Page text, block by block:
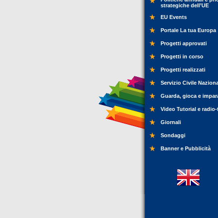
strategiche dell’UE
EU Events
Portale La tua Europa
Progetti approvati
Progetti in corso
Progetti realizzati
Servizio Civile
Guarda, gioca e
Video Tutorial e
Giornali
Sondaggi
Banner e Pubblicità